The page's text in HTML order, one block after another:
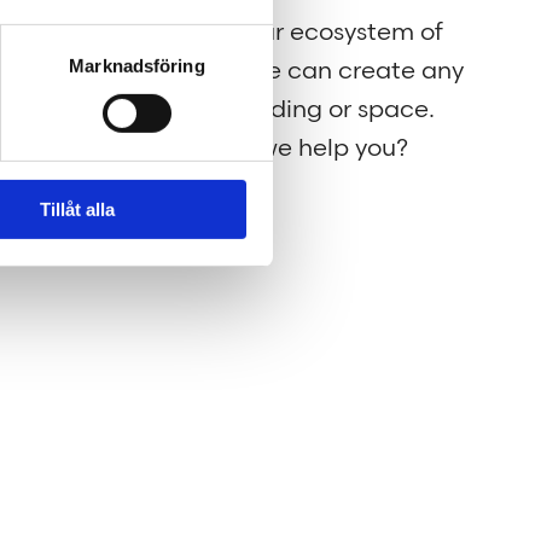
Marknadsföring
Tillåt alla
for
to
a
Through our ecosystem of
services, we can create any
kind of building or space.
How may we help you?